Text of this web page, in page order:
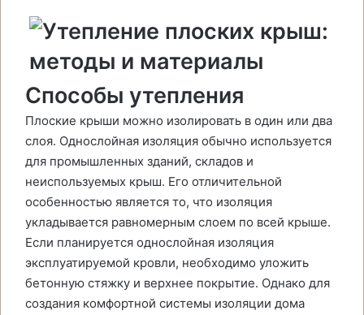
Способы утепления
Плоские крыши можно изолировать в один или два
слоя. Однослойная изоляция обычно используется
для промышленных зданий, складов и
неиспользуемых крыш. Его отличительной
особенностью является то, что изоляция
укладывается равномерным слоем по всей крыше.
Если планируется однослойная изоляция
эксплуатируемой кровли, необходимо уложить
бетонную стяжку и верхнее покрытие. Однако для
создания комфортной системы изоляции дома